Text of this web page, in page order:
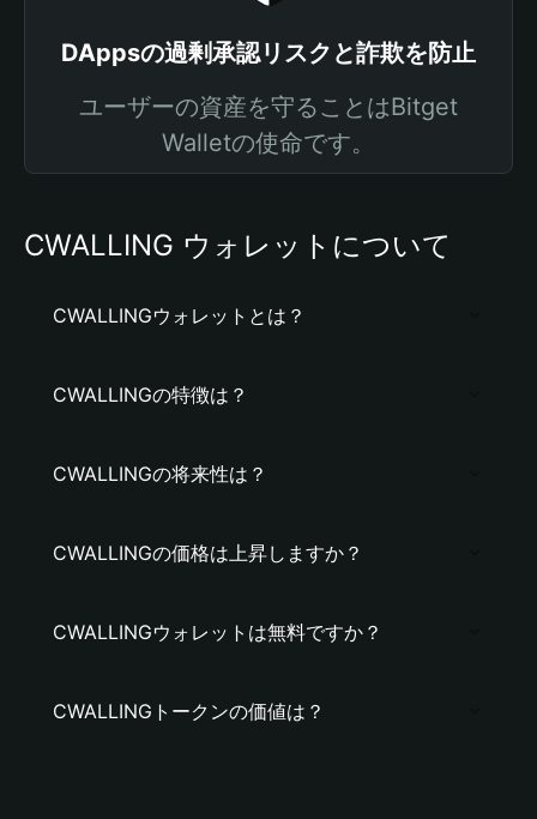
DAppsの過剰承認リスクと詐欺を防止
ユーザーの資産を守ることはBitget
Walletの使命です。
CWALLING ウォレットについて
CWALLINGウォレットとは？
CWALLINGの特徴は？
CWALLINGの将来性は？
CWALLINGの価格は上昇しますか？
CWALLINGウォレットは無料ですか？
CWALLINGトークンの価値は？